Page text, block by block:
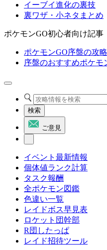
イーブイ進化の裏技
裏ワザ・小ネタまとめ
ポケモンGO初心者向け記事
ポケモンGO序盤の攻略
序盤のおすすめポケモ
検索
ご意見
イベント最新情報
個体値ランク計算
タスク報酬
全ポケモン図鑑
色違い一覧
レイドボス早見表
ロケット団幹部
R団したっぱ
レイド招待ツール